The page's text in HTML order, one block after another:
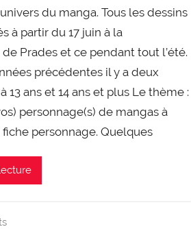
du manga. Tous les dessins
à partir du 17 juin à la
Prades et ce pendant tout l’été.
précédentes il y a deux
13 ans et 14 ans et plus Le thème :
personnage(s) de mangas à
fiche personnage. Quelques